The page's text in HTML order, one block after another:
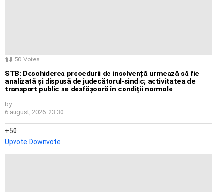
50 Votes
STB: Deschiderea procedurii de insolvență urmează să fie
analizată și dispusă de judecătorul-sindic; activitatea de
transport public se desfășoară în condiții normale
by
6 august, 2026, 23:30
50
Upvote Downvote